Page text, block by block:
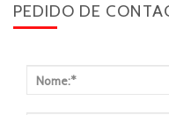
PEDIDO DE